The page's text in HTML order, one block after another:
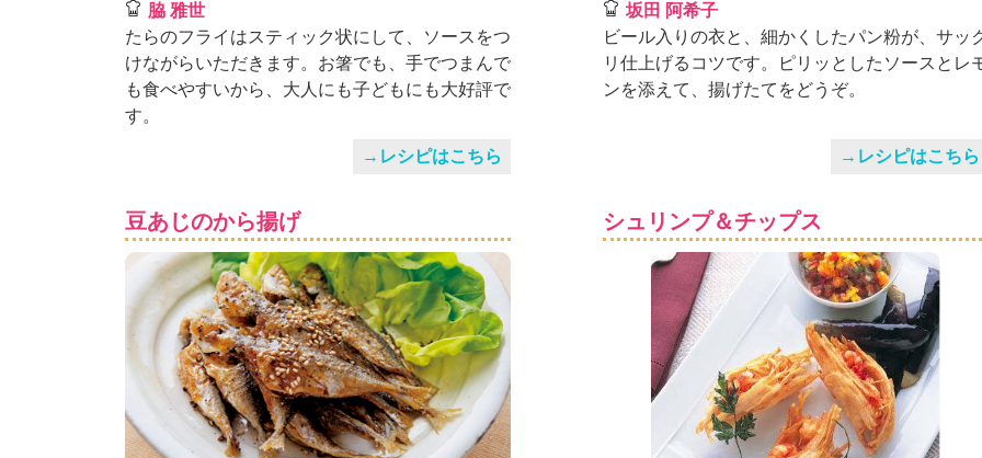
脇 雅世
たらのフライはスティック状にして、ソースをつ
けながらいただきます。お箸でも、手でつまんで
も食べやすいから、大人にも子どもにも大好評で
す。
→レシピはこちら
坂田 阿希子
ビール入りの衣と、細かくしたパン粉が、サッ
リ仕上げるコツです。ピリッとしたソースとレ
ンを添えて、揚げたてをどうぞ。
→レシピはこちら
豆あじのから揚げ シュリンプ＆チップス